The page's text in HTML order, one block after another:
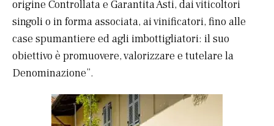
origine Controllata e Garantita Asti, dai viticoltori
singoli o in forma associata, ai vinificatori, fino alle
case spumantiere ed agli imbottigliatori: il suo
obiettivo è promuovere, valorizzare e tutelare la
Denominazione”.